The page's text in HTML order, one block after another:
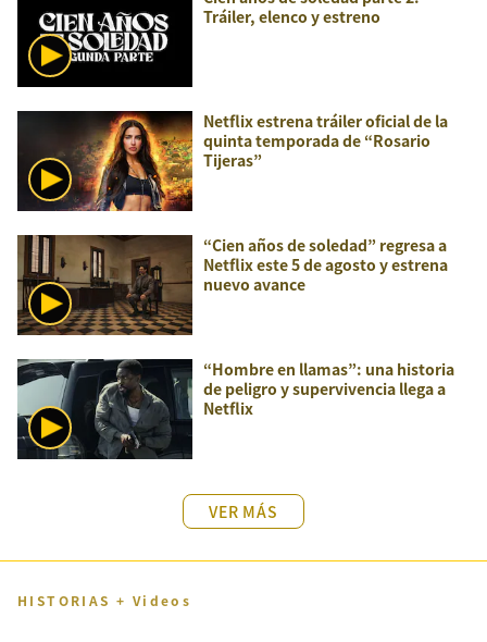
Tráiler, elenco y estreno
Netflix estrena tráiler oficial de la
quinta temporada de “Rosario
Tijeras”
“Cien años de soledad” regresa a
Netflix este 5 de agosto y estrena
nuevo avance
“Hombre en llamas”: una historia
de peligro y supervivencia llega a
Netflix
VER MÁS
HISTORIAS + Videos